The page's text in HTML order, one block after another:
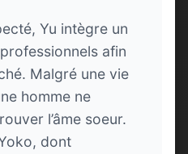
Yu intègre un
afin
Malgré une vie
homme ne
l’âme soeur.
dont